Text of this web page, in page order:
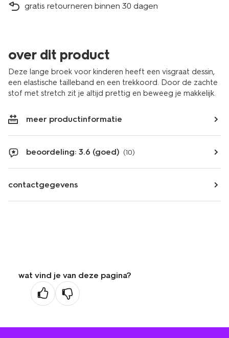
gratis retourneren binnen 30 dagen
over dit product
Deze lange broek voor kinderen heeft een visgraat dessin,
een elastische tailleband en een trekkoord. Door de zachte
stof met stretch zit je altijd prettig en beweeg je makkelijk.
meer productinformatie
beoordeling: 3.6 (goed) (10)
contactgegevens
wat vind je van deze pagina?